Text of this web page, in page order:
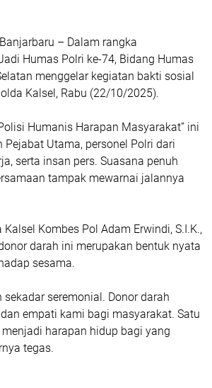
Banjarbaru – Dalam rangka
Humas Polri ke-74, Bidang Humas
menggelar kegiatan bakti sosial
Kalsel, Rabu (22/10/2025).
Humanis Harapan Masyarakat” ini
Utama, personel Polri dari
serta insan pers. Suasana penuh
tampak mewarnai jalannya
Kombes Pol Adam Erwindi, S.I.K.,
darah ini merupakan bentuk nyata
sesama.
sekadar seremonial. Donor darah
empati kami bagi masyarakat. Satu
harapan hidup bagi yang
tegas.